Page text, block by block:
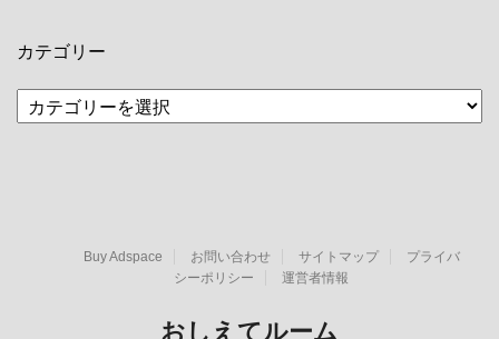
カテゴリー
テ
Buy Adspace お問い合わせ サイトマップ
プライバ
シーポリシー
運営者情報
おしえてルーム